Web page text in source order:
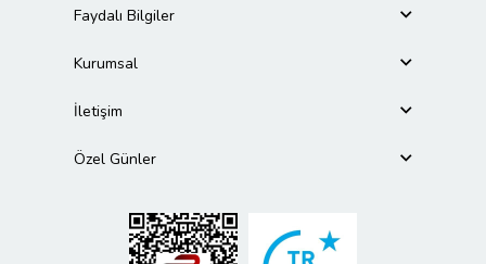
Faydalı Bilgiler
Kurumsal
İletişim
Özel Günler